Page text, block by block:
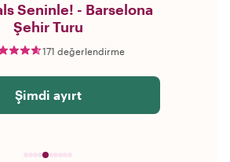
Seninle! - Barselona
Şehir Turu
171 değerlendirme
Şimdi ayırt